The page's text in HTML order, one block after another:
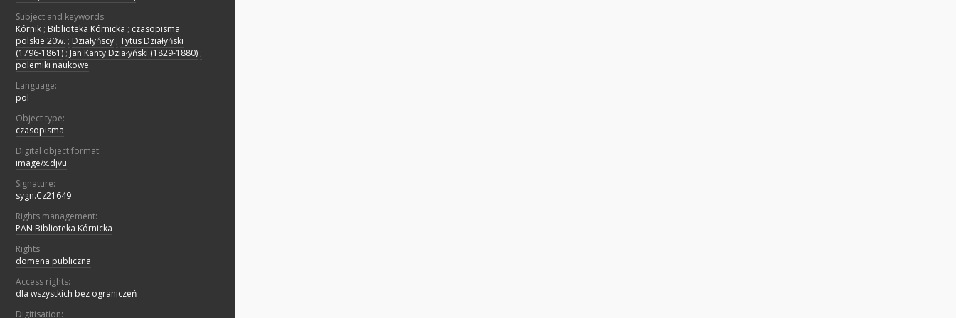
Subject and keywords:
Kórnik ; Biblioteka Kórnicka ; czasopisma
polskie 20w. ; Działyńscy ; Tytus Działyński
(1796-1861) ; Jan Kanty Działyński (1829-1880) ;
polemiki naukowe
Language:
pol
Object type:
czasopisma
Digital object format:
image/x.djvu
Signature:
sygn.Cz21649
Rights management:
PAN Biblioteka Kórnicka
Rights:
domena publiczna
Access rights:
dla wszystkich bez ograniczeń
Digitisation: